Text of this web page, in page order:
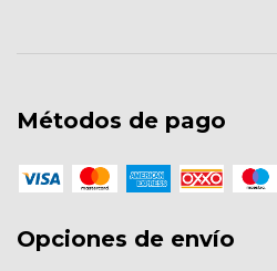
Métodos de pago
Opciones de envío